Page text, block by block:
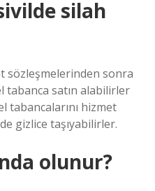
silah
sözleşmelerinden sonra
tabanca satın alabilirler
tabancalarını hizmet
gizlice taşıyabilirler.
olunur?